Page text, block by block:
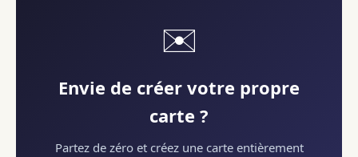
✉️
Envie de créer votre propre
carte ?
Partez de zéro et créez une carte entièrement